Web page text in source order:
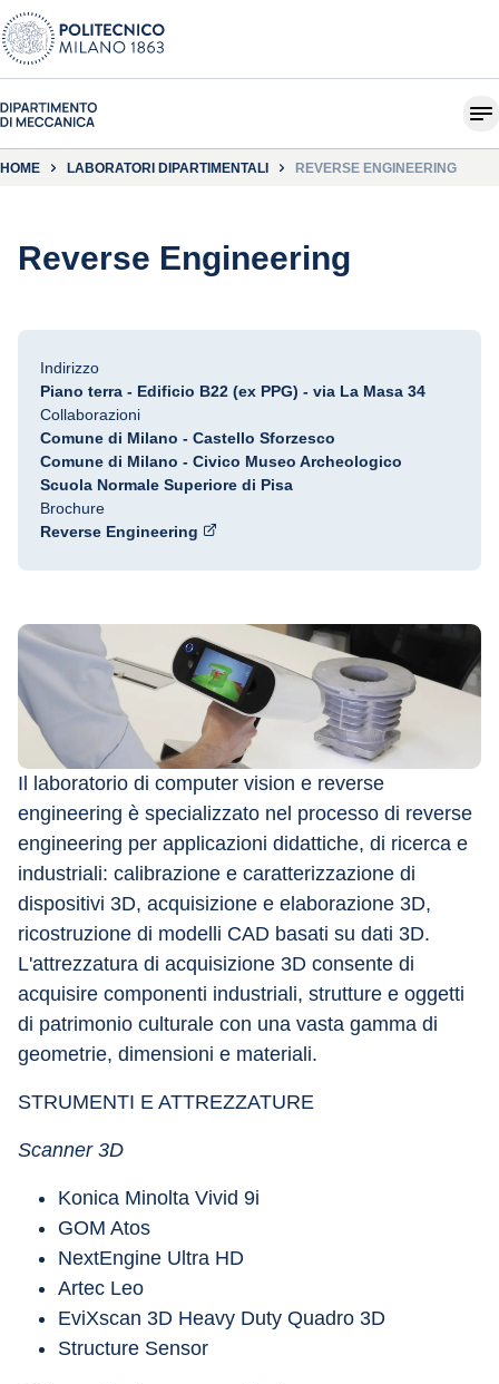
HOME LABORATORI DIPARTIMENTALI REVERSE ENGINEERING
Reverse Engineering
Indirizzo
Piano terra - Edificio B22 (ex PPG) - via La Masa 34
Collaborazioni
Comune di Milano - Castello Sforzesco
Comune di Milano - Civico Museo Archeologico
Scuola Normale Superiore di Pisa
Brochure
Reverse Engineering
Il laboratorio di computer vision e reverse
engineering è specializzato nel processo di reverse
engineering per applicazioni didattiche, di ricerca e
industriali: calibrazione e caratterizzazione di
dispositivi 3D, acquisizione e elaborazione 3D,
ricostruzione di modelli CAD basati su dati 3D.
L'attrezzatura di acquisizione 3D consente di
acquisire componenti industriali, strutture e oggetti
di patrimonio culturale con una vasta gamma di
geometrie, dimensioni e materiali.
STRUMENTI E ATTREZZATURE
Scanner 3D
Konica Minolta Vivid 9i
GOM Atos
NextEngine Ultra HD
Artec Leo
EviXscan 3D Heavy Duty Quadro 3D
Structure Sensor